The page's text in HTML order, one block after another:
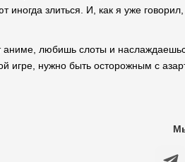
иногда злиться. И, как я уже
аниме, любишь слоты и
игре, нужно быть осторожным с